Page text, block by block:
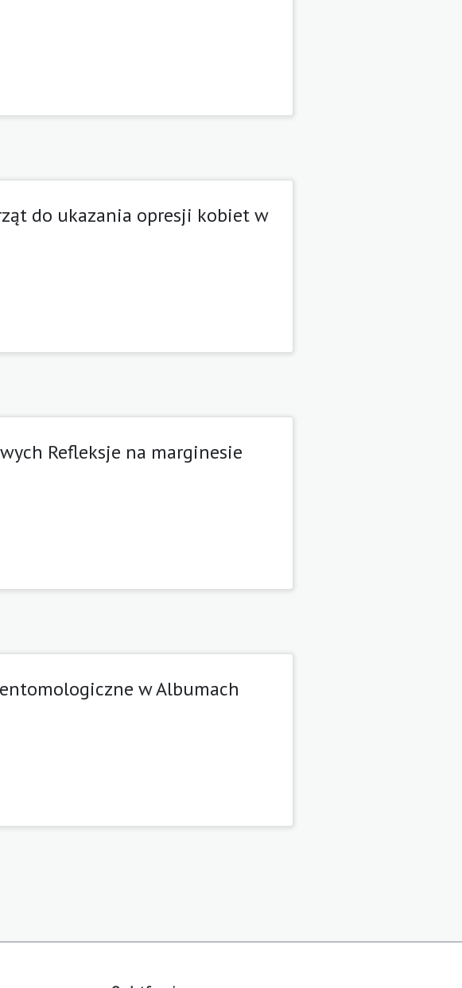
do ukazania opresji kobiet w
Refleksje na marginesie
w Albumach